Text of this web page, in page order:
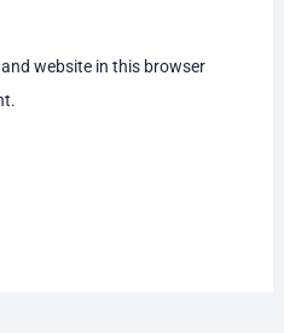
website in this browser